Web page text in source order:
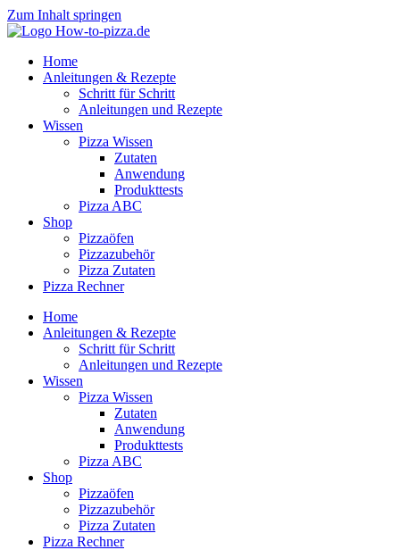
Zum Inhalt springen
Home
Anleitungen & Rezepte
Schritt für Schritt
Anleitungen und Rezepte
Wissen
Pizza Wissen
Zutaten
Anwendung
Produkttests
Pizza ABC
Shop
Pizzaöfen
Pizzazubehör
Pizza Zutaten
Pizza Rechner
Home
Anleitungen & Rezepte
Schritt für Schritt
Anleitungen und Rezepte
Wissen
Pizza Wissen
Zutaten
Anwendung
Produkttests
Pizza ABC
Shop
Pizzaöfen
Pizzazubehör
Pizza Zutaten
Pizza Rechner